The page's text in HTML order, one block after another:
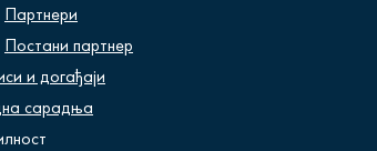
Партнери
Постани партнер
и догађаји
сарадња